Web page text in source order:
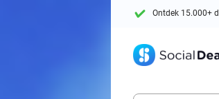
Ontdek 15.000+